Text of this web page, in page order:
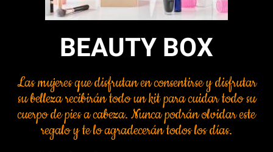
BEAUTY BOX
Las mujeres que disfrutan en consentirse y disfrutar
su belleza recibirán todo un kit para cuidar todo su
cuerpo de pies a cabeza. Nunca podrán olvidar este
regalo y te lo agradecerán todos los días.